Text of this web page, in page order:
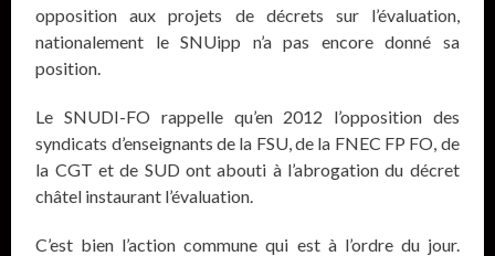
opposition aux projets de décrets sur l’évaluation,
nationalement le SNUipp n’a pas encore donné sa
position.
Le SNUDI-FO rappelle qu’en 2012 l’opposition des
syndicats d’enseignants de la FSU, de la FNEC FP FO, de
la CGT et de SUD ont abouti à l’abrogation du décret
châtel instaurant l’évaluation.
C’est bien l’action commune qui est à l’ordre du jour.